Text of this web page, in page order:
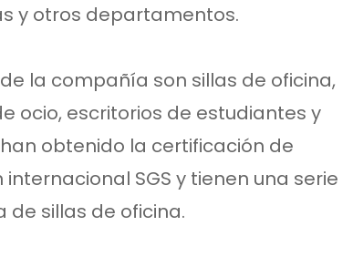
y otros departamentos.
la compañía son sillas de oficina,
ocio, escritorios de estudiantes y
obtenido la certificación de
SGS y tienen una serie
sillas de oficina.